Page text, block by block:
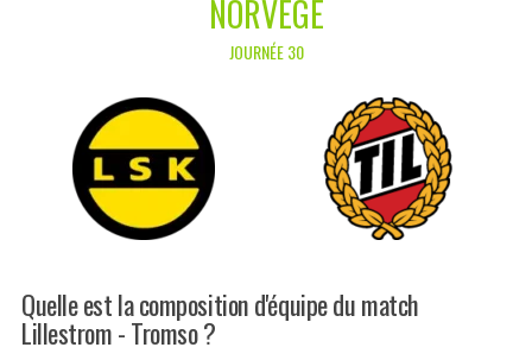
NORVÈGE
JOURNÉE 30
Quelle est la composition d'équipe du match
Lillestrom - Tromso ?